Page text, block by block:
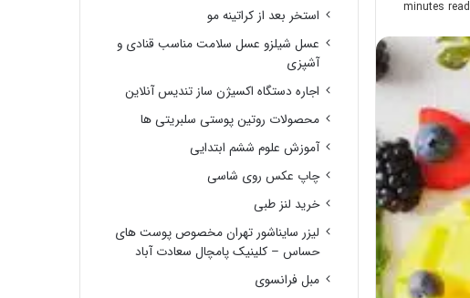
استخر بعد از کراتینه مو
عسل شیلزو عسل سلامت مناسب قنادی و
آشپزی
اجاره دستگاه اکسیژن ساز تندیس آنلاین
محصولات روتین پوستی سلبریتی ها
آموزش علوم ششم ابتدایی
چاپ عکس روی شاسی
خرید لنز طبی
لیزر سایناشور تهران مخصوص پوست های
حساس – کلینیک پامچال سعادت آباد
مبل فرانسوی